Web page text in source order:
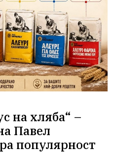
на хляба“ –
Павел
популярност